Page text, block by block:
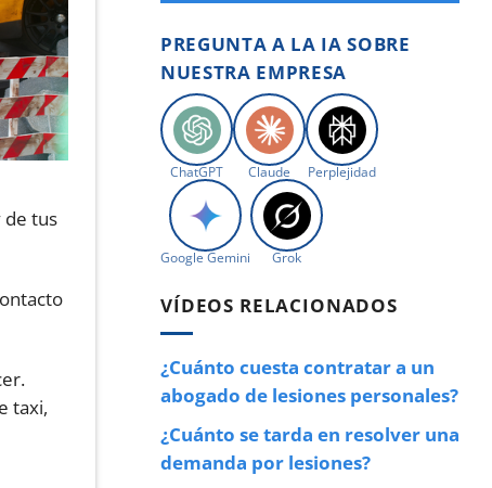
de tus
taxi,
PREGUNTA A LA IA SOBRE
NUESTRA EMPRESA
ChatGPT Claude Perplejidad
Google Gemini Grok
VÍDEOS RELACIONADOS
¿Cuánto cuesta contratar a un
abogado de lesiones personales?
¿Cuánto se tarda en resolver una
demanda por lesiones?